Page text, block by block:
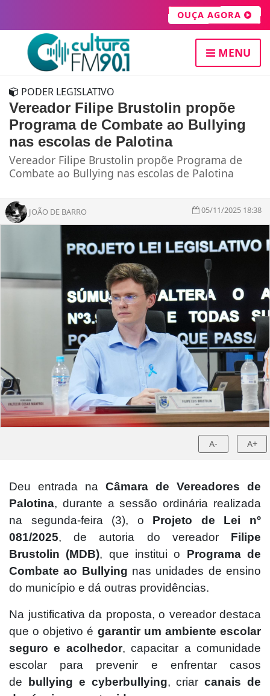
OUÇA AGORA
MENU
PODER LEGISLATIVO
Vereador Filipe Brustolin propõe
Programa de Combate ao Bullying
nas escolas de Palotina
Vereador Filipe Brustolin propõe Programa de
Combate ao Bullying nas escolas de Palotina
JOÃO DE BARRO 05/11/2025 18:38
A- A+
Deu entrada na Câmara de Vereadores de
Palotina, durante a sessão ordinária realizada
na segunda-feira (3), o Projeto de Lei nº
081/2025, de autoria do vereador Filipe
Brustolin (MDB), que institui o Programa de
Combate ao Bullying nas unidades de ensino
do município e dá outras providências.
Na justificativa da proposta, o vereador destaca
que o objetivo é garantir um ambiente escolar
seguro e acolhedor, capacitar a comunidade
escolar para prevenir e enfrentar casos
de bullying e cyberbullying, criarcanais de